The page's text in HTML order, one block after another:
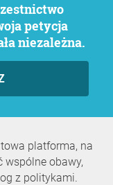
petycja
niezależna.
platforma, na
wspólne obawy,
z politykami.